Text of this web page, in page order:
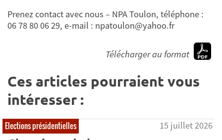
Prenez contact avec nous – NPA Toulon, téléphone :
06 78 80 06 29, e-mail : npatoulon@yahoo.fr
Télécharger au format
Ces articles pourraient vous
intéresser :
Elections présidentielles 15 juillet 2026